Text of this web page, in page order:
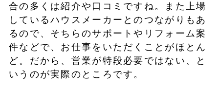
合の多くは紹介や口コミですね。また上場
しているハウスメーカーとのつながりもあ
るので、そちらのサポートやリフォーム案
件などで、お仕事をいただくことがほとん
ど。だから、営業が特段必要ではない、と
いうのが実際のところです。